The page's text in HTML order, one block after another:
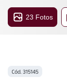
23 Fotos
Cód. 315145